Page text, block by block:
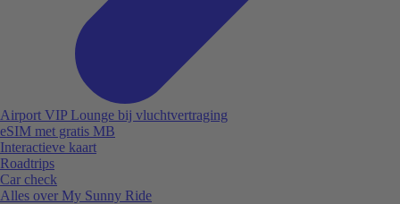
Airport VIP Lounge bij vluchtvertraging
eSIM met gratis MB
Interactieve kaart
Roadtrips
Car check
Alles over My Sunny Ride